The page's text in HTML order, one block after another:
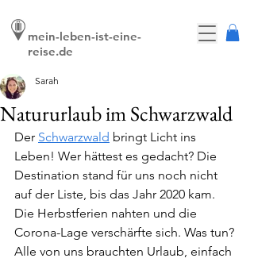
mein-leben-ist-eine-
reise.de
Natururlaub im Schwarzwald
Sarah
Der Schwarzwald bringt Licht ins
Leben! Wer hättest es gedacht? Die
Destination stand für uns noch nicht
auf der Liste, bis das Jahr 2020 kam.
Die Herbstferien nahten und die
Corona-Lage verschärfte sich. Was tun?
Alle von uns brauchten Urlaub, einfach